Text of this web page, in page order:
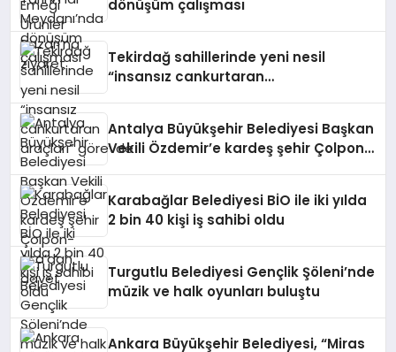
dönüşüm çalışması
Tekirdağ sahillerinde yeni nesil
“insansız cankurtaran
Antalya Büyükşehir Belediyesi Başkan
Vekili Özdemir’e kardeş şehir Çolpon-
Karabağlar Belediyesi BİO ile iki yılda
2 bin 40 kişi iş sahibi oldu
Turgutlu Belediyesi Gençlik Şöleni’nde
müzik ve halk oyunları buluştu
Ankara Büyükşehir Belediyesi, “Miras